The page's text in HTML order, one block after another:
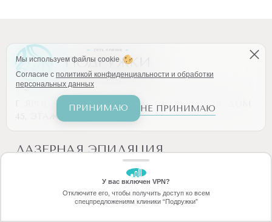
Г. ЯРОСЛАВЛЬ, УЛ. БОЛЬШАЯ ОКТЯБРЬСКАЯ, ДОМ
45, ЭТАЖ 2
ЛАЗЕРНАЯ ЭПИЛЯЦИЯ
Спина
Декольте
Позвоните
ЗАБЕРИТЕ СКИДКУ
70%
Мы используем файлы cookie
Согласие с политикой конфиденциальности и обработки
персональных данных
ПРИНИМАЮ НЕ ПРИНИМАЮ
У вас включен VPN?
Отключите его, чтобы получить доступ ко всем
спецпредложениям клиники “Подружки”